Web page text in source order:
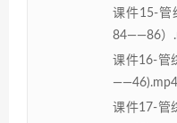
课件15-管
84——86）
课件16-管
——46).mp4
课件17-管